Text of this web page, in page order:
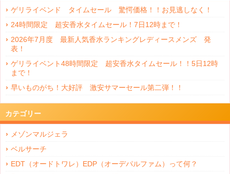
ゲリライベンド タイムセール 驚愕価格！！お見逃しなく！
24時間限定 超安香水タイムセール！7日12時まで！
2026年7月度 最新人気香水ランキングレディースメンズ 発
表！
ゲリライベント48時間限定 超安香水タイムセール！！5日12時
まで！
早いものがち！大好評 激安サマーセール第二弾！！
カテゴリー
メゾンマルジェラ
ベルサーチ
EDT（オードトワレ）EDP（オーデパルファム）って何？